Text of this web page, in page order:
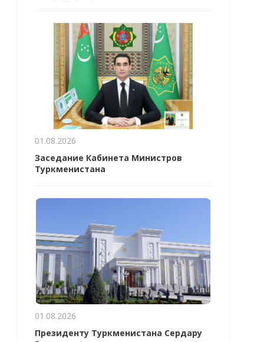
01.08.2026
Заседание Кабинета Министров
Туркменистана
01.08.2026
Президенту Туркменистана Сердару